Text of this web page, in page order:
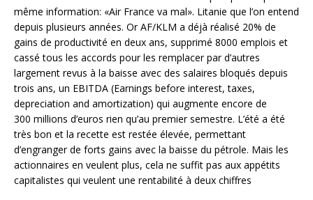
même information: «Air France va mal». Litanie que l’on entend
depuis plusieurs années. Or AF/KLM a déjà réalisé 20% de
gains de productivité en deux ans, supprimé 8000 emplois et
cassé tous les accords pour les remplacer par d’autres
largement revus à la baisse avec des salaires bloqués depuis
trois ans, un EBITDA (Earnings before interest, taxes,
depreciation and amortization) qui augmente encore de
300 millions d’euros rien qu’au premier semestre. L’été a été
très bon et la recette est restée élevée, permettant
d’engranger de forts gains avec la baisse du pétrole. Mais les
actionnaires en veulent plus, cela ne suffit pas aux appétits
capitalistes qui veulent une rentabilité à deux chiffres